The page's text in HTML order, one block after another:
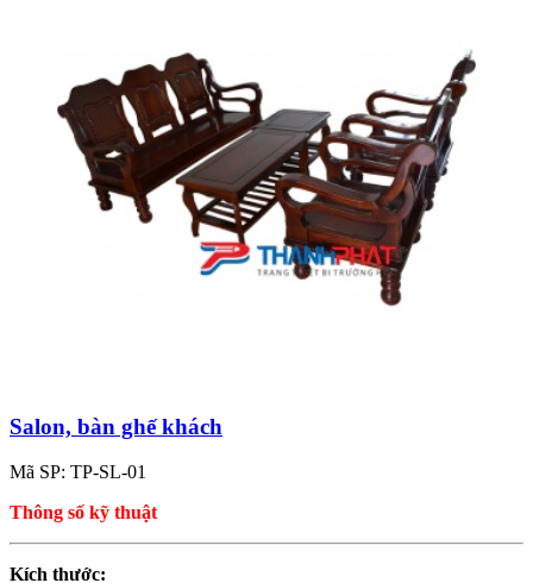
Salon, bàn ghế khách
Mã SP: TP-SL-01
Thông số kỹ thuật
Kích thước: